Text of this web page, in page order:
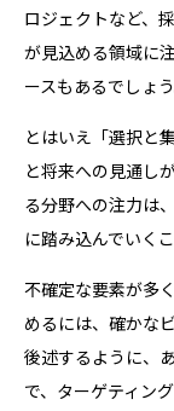
ロジェクトなど、
が見込める領域に
ースもあるでしょう
とはいえ「選択と
と将来への見通し
る分野への注力は
に踏み込んでいく
不確定な要素が多
めるには、確かな
後述するように、
で、ターゲティン